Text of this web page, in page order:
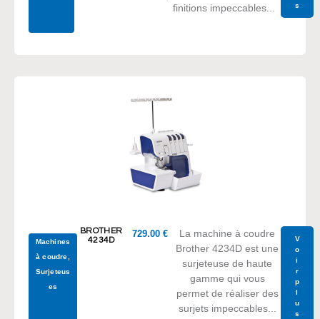
finitions impeccables...
s
Machines
à coudre
Surjeteus
es
BROTHER
4234D
729.00 €
La machine à coudre
Brother 4234D est une
surjeteuse de haute
gamme qui vous
permet de réaliser des
surjets impeccables...
V
o
i
r
p
u
s